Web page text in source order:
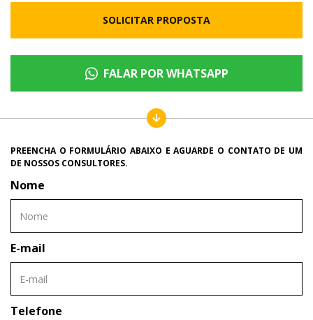
SOLICITAR PROPOSTA
FALAR POR WHATSAPP
PREENCHA O FORMULÁRIO ABAIXO E AGUARDE O CONTATO DE UM
DE NOSSOS CONSULTORES.
Nome
E-mail
Telefone